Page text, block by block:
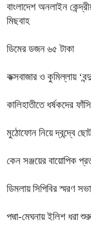
বাংলাদেশ অনলাইন
মিছবাহ
ডিমের ডজন ৬৫ টাকা
কক্সবাজার ও কুমিল্লায়
কালিহাতীতে ধর্ষকদের
মুঠোফোন নিয়ে দ্বন্দ্বে
কেন সঞ্জয়ের বায়োপিক
ডিমলায় সিপিবির স্মরণ সভা
পদ্মা-মেঘনায় ইলিশ ধরা